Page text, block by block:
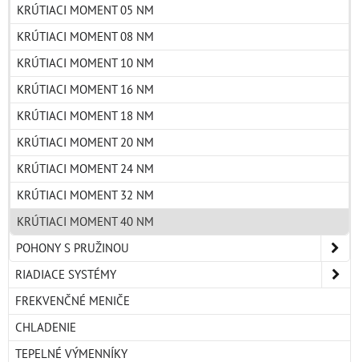
KRÚTIACI MOMENT 05 NM
KRÚTIACI MOMENT 08 NM
KRÚTIACI MOMENT 10 NM
KRÚTIACI MOMENT 16 NM
KRÚTIACI MOMENT 18 NM
KRÚTIACI MOMENT 20 NM
KRÚTIACI MOMENT 24 NM
KRÚTIACI MOMENT 32 NM
KRÚTIACI MOMENT 40 NM
POHONY S PRUŽINOU
RIADIACE SYSTÉMY
FREKVENČNÉ MENIČE
CHLADENIE
TEPELNÉ VÝMENNÍKY